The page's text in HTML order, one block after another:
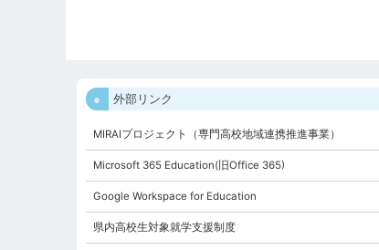
外部リンク
MIRAIプロジェクト（専門高校地域連携推進事業）
Microsoft 365 Education(旧Office 365)
Google Workspace for Education
県内高校生対象就学支援制度